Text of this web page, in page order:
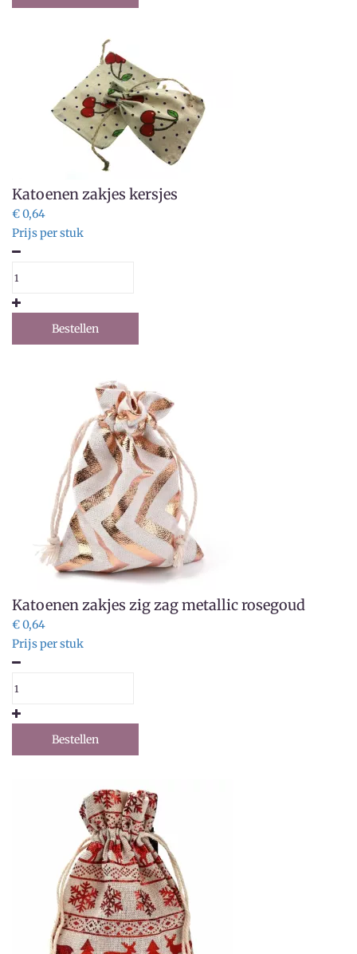
Katoenen zakjes kersjes
€ 0,64
Prijs per stuk
Bestellen
Katoenen zakjes zig zag metallic rosegoud
€ 0,64
Prijs per stuk
Bestellen